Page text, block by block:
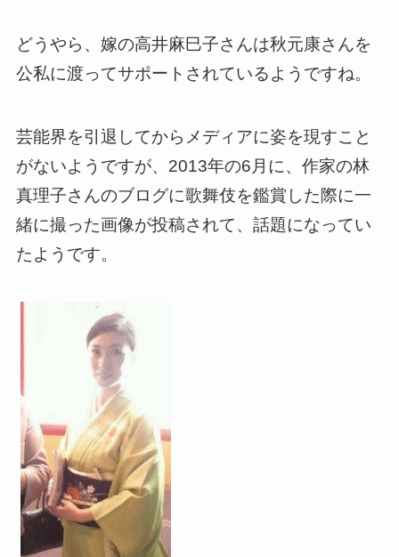
どうやら、嫁の高井麻巳子さんは秋元康さんを
公私に渡ってサポートされているようですね。
芸能界を引退してからメディアに姿を現すこと
がないようですが、2013年の6月に、作家の林
真理子さんのブログに歌舞伎を鑑賞した際に一
緒に撮った画像が投稿されて、話題になってい
たようです。